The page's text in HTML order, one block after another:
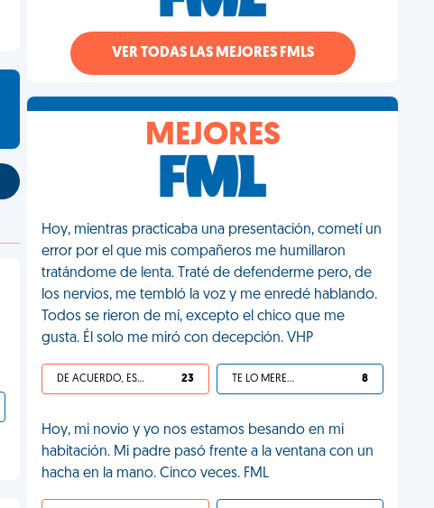
VER TODAS LAS MEJORES FMLS
MEJORES
Hoy, mientras practicaba una presentación, cometí un
error por el que mis compañeros me humillaron
tratándome de lenta. Traté de defenderme pero, de
los nervios, me tembló la voz y me enredé hablando.
Todos se rieron de mí, excepto el chico que me
gusta. Él solo me miró con decepción. VHP
DE ACUERDO, ES UNA VIDA HP 23 TE LO MERECES 8
Hoy, mi novio y yo nos estamos besando en mi
habitación. Mi padre pasó frente a la ventana con un
hacha en la mano. Cinco veces. FML